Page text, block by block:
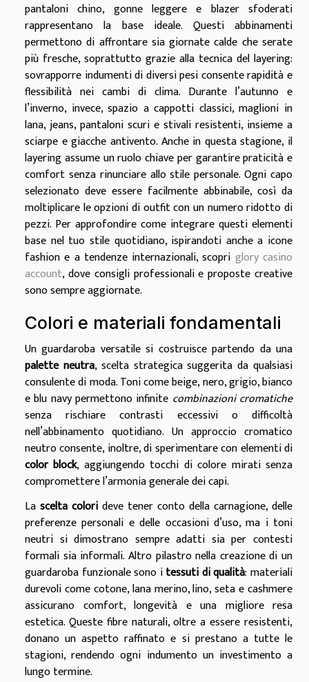
pantaloni chino, gonne leggere e blazer sfoderati
rappresentano la base ideale. Questi abbinamenti
permettono di affrontare sia giornate calde che serate
più fresche, soprattutto grazie alla tecnica del layering:
sovrapporre indumenti di diversi pesi consente rapidità e
flessibilità nei cambi di clima. Durante l’autunno e
l’inverno, invece, spazio a cappotti classici, maglioni in
lana, jeans, pantaloni scuri e stivali resistenti, insieme a
sciarpe e giacche antivento. Anche in questa stagione, il
layering assume un ruolo chiave per garantire praticità e
comfort senza rinunciare allo stile personale. Ogni capo
selezionato deve essere facilmente abbinabile, così da
moltiplicare le opzioni di outfit con un numero ridotto di
pezzi. Per approfondire come integrare questi elementi
base nel tuo stile quotidiano, ispirandoti anche a icone
fashion e a tendenze internazionali, scopri glory casino
account, dove consigli professionali e proposte creative
sono sempre aggiornate.
Colori e materiali fondamentali
Un guardaroba versatile si costruisce partendo da una
palette neutra, scelta strategica suggerita da qualsiasi
consulente di moda. Toni come beige, nero, grigio, bianco
e blu navy permettono infinite combinazioni cromatiche
senza rischiare contrasti eccessivi o difficoltà
nell’abbinamento quotidiano. Un approccio cromatico
neutro consente, inoltre, di sperimentare con elementi di
color block, aggiungendo tocchi di colore mirati senza
compromettere l’armonia generale dei capi.
La scelta colori deve tener conto della carnagione, delle
preferenze personali e delle occasioni d’uso, ma i toni
neutri si dimostrano sempre adatti sia per contesti
formali sia informali. Altro pilastro nella creazione di un
guardaroba funzionale sono itessuti di qualità: materiali
durevoli come cotone, lana merino, lino, seta e cashmere
assicurano comfort, longevità e una migliore resa
estetica. Queste fibre naturali, oltre a essere resistenti,
donano un aspetto raffinato e si prestano a tutte le
stagioni, rendendo ogni indumento un investimento a
lungo termine.